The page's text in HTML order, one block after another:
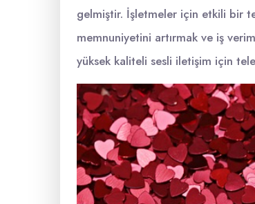
gelmiştir. İşletmeler için etkili bir
memnuniyetini artırmak ve iş
yüksek kaliteli sesli iletişim için